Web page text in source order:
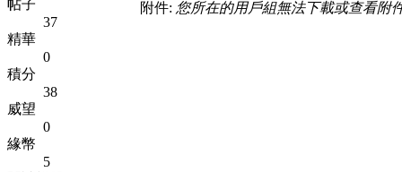
帖子
37
精華
0
積分
38
威望
0
緣幣
5
附件: 您所在的用戶組無法下載或查看附